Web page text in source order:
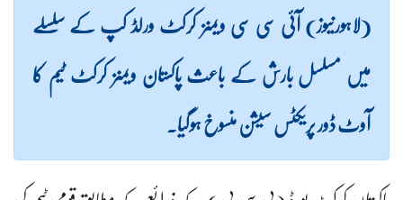
(لاہورنیوز) آئی سی سی ویمنز کرکٹ ورلڈ کپ کے سلسلے
میں مسلسل بارش کے باعث پاکستان ویمنز کرکٹ ٹیم کا
آوٹ ڈور پریکٹس سیشن منسوخ ہوگیا۔